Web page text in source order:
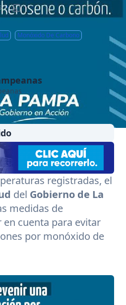
·
Monóxido De Carbono
registradas, el
del Gobierno de La
medidas de
cuenta para evitar
por monóxido de